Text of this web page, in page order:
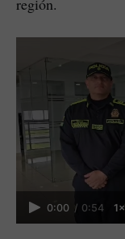
región.
0:00 / 0:54 1×